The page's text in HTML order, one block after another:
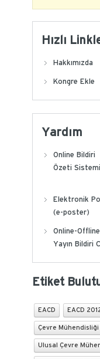
Hızlı
Hakkımızda
Kongre Ekle
Yardım
Online Bildiri
Özeti Sistemi
Elektronik
(e-poster)
Online-Offline
Yayın Bildiri
Etiket
EACD EACD
Çevre
Ulusal Çevre